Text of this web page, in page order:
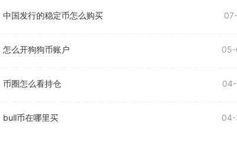
中国发行的稳定币怎么购买
怎么开狗狗币账户
币圈怎么看持仓
bull币在哪里买